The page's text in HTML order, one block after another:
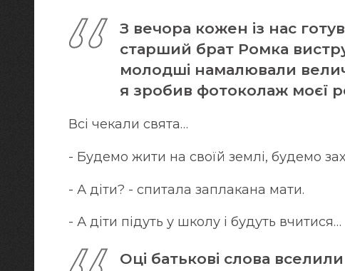
З вечора кожен із нас
старший брат Ромка
молодші намалювали
я зробив фотоколаж моєї
Всі чекали свята…
- Будемо жити на своїй землі, будемо
- А діти? - спитала заплакана мати.
- А діти підуть у школу і будуть вчитися…
Оці батькові слова